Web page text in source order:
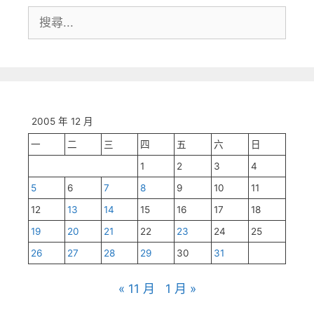
尋:
2005 年 12 月
一 二 三 四 五 六
日
1
2 3
4
5
6 7 8 9 10
11
12
13 14 15 16 17
18
19
20 21 22 23 24
25
26
27 28 29 30 31
« 11 月 1 月 »